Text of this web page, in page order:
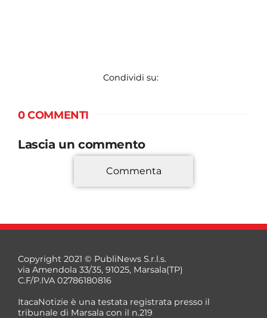
Condividi su:
0 COMMENTI
Lascia un commento
*
Commenta
Copyright 2021 © PubliNews S.r.l.s.
via Amendola 33/35, 91025, Marsala(TP)
C.F/P.IVA 02786180816
ItacaNotizie è una testata registrata presso il
tribunale di Marsala con il n.219